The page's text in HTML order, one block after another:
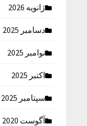
ژانویه 2026
دسامبر 2025
نوامبر 2025
اکتبر 2025
سپتامبر 2025
آگوست 2020